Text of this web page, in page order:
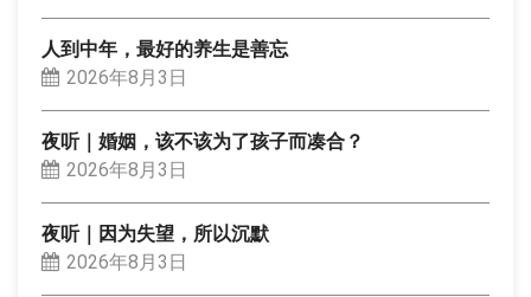
人到中年，最好的养生是善忘
2026年8月3日
夜听｜婚姻，该不该为了孩子而凑合？
2026年8月3日
夜听｜因为失望，所以沉默
2026年8月3日